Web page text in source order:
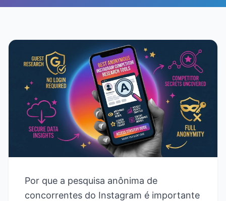
Por que a pesquisa anônima de
concorrentes do Instagram é importante